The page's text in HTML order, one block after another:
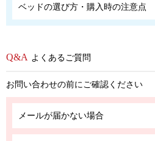
ベッドの選び方・購入時の注意点
よくあるご質問
お問い合わせの前にご確認ください
メールが届かない場合